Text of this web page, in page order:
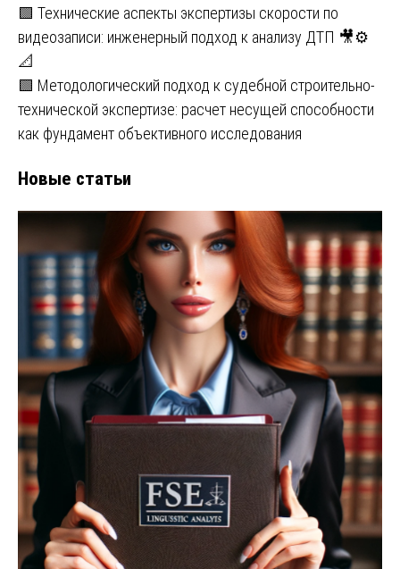
🟩 Технические аспекты экспертизы скорости по
видеозаписи: инженерный подход к анализу ДТП 🎥⚙️
📐
🟩 Методологический подход к судебной строительно-
технической экспертизе: расчет несущей способности
как фундамент объективного исследования
Новые статьи